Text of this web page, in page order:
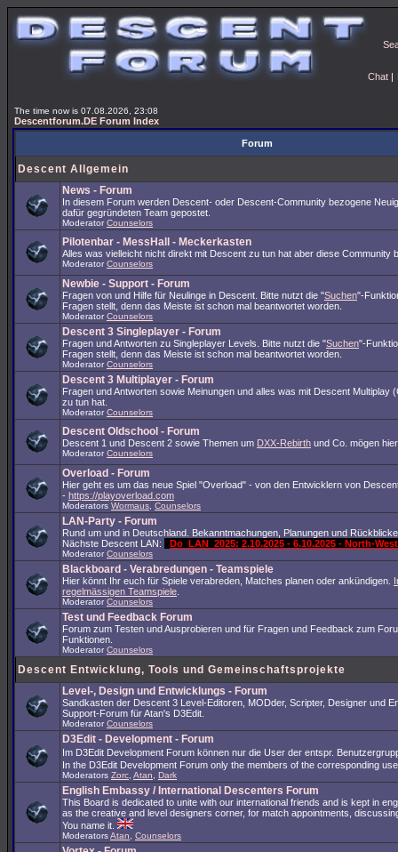
Chat |
The time now is 07.08.2026, 23:08
Descentforum.DE Forum Index
Forum
Descent Allgemein
News - Forum
In diesem Forum werden Descent- oder Descent-Community bezogene
dafür gegründeten Team gepostet.
Moderator Counselors
Pilotenbar - MessHall - Meckerkasten
Alles was vielleicht nicht direkt mit Descent zu tun hat aber diese Community
Moderator Counselors
Newbie - Support - Forum
Fragen von und Hilfe für Neulinge in Descent. Bitte nutzt die "Suchen"-
Fragen stellt, denn das Meiste ist schon mal beantwortet worden.
Moderator Counselors
Descent 3 Singleplayer - Forum
Fragen und Antworten zu Singleplayer Levels. Bitte nutzt die "Suchen"-
Fragen stellt, denn das Meiste ist schon mal beantwortet worden.
Moderator Counselors
Descent 3 Multiplayer - Forum
Fragen und Antworten sowie Meinungen und alles was mit Descent Multiplay
zu tun hat.
Moderator Counselors
Descent Oldschool - Forum
Descent 1 und Descent 2 sowie Themen um DXX-Rebirth und Co. mögen
Moderator Counselors
Overload - Forum
Hier geht es um das neue Spiel "Overload" - von den Entwicklern von
- https://playoverload.com
Moderators Wormaus Counselors
LAN-Party - Forum
Rund um und in Deutschland. Bekanntmachungen, Planungen und
Nächste Descent LAN:
Do_LAN_2025: 2.10.2025 - 6.10.2025 - North-
Moderator Counselors
Blackboard - Verabredungen - Teamspiele
Hier könnt Ihr euch für Spiele verabreden, Matches planen oder ankündigen.
regelmässigen Teamspiele
Moderator Counselors
Test und Feedback Forum
Forum zum Testen und Ausprobieren und für Fragen und Feedback zum
Funktionen.
Moderator Counselors
Descent Entwicklung, Tools und Gemeinschaftsprojekte
Level-, Design und Entwicklungs - Forum
Sandkasten der Descent 3 Level-Editoren, MODder, Scripter, Designer und
Support-Forum für Atan's D3Edit.
Moderator Counselors
D3Edit - Development - Forum
Im D3Edit Development Forum können nur die User der entspr.
In the D3Edit Development Forum only the members of the corresponding
Moderators Zorc Atan Dark
English Embassy / International Descenters Forum
This Board is dedicated to unite with our international friends and is kept in
as the creative and level designers corner, for match appointments,
You name it.
ModeratorsAtan Counselors